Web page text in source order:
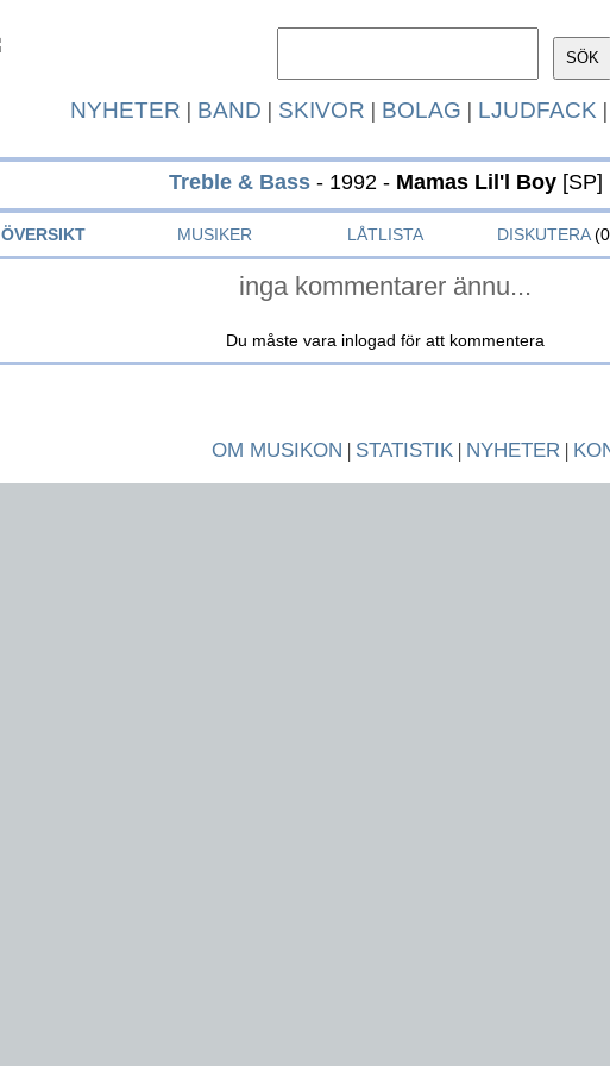
NYHETER | BAND | SKIVOR | BOLAG | LJUDFACK |
Treble & Bass- 1992 - Mamas Lil'l Boy[SP]
ÖVERSIKT MUSIKER LÅTLISTA DISKUTERA
inga kommentarer ännu...
Du måste vara inlogad för att kommentera
OM MUSIKON | STATISTIK| NYHETER|